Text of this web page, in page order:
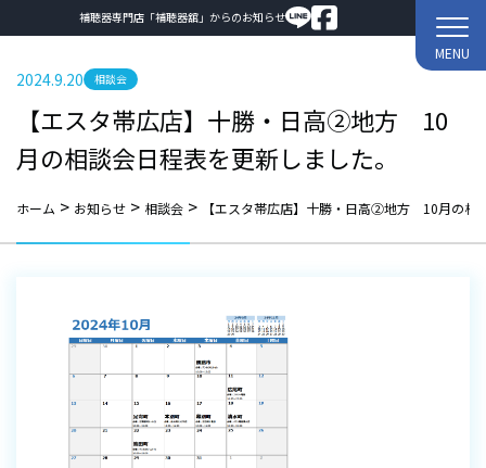
補聴器専門店「補聴器舘」からのお知らせ
MENU
2024.9.20 相談会
【エスタ帯広店】十勝・日高②地方 10
月の相談会日程表を更新しました。
ホーム > お知らせ > 相談会 > 【エスタ帯広店】十勝・日高②地方 10月の相